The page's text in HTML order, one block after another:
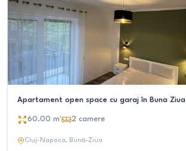
Apartament open space cu garaj în Buna Ziua
60.00 m² 2 camere
Cluj-Napoca, Bună-Ziua